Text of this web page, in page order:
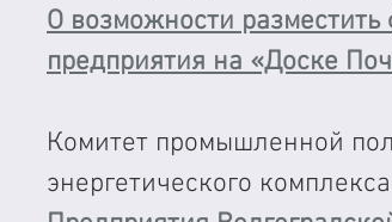
О возможности разместить
предприятия на «Доске
Комитет промышленной
энергетического